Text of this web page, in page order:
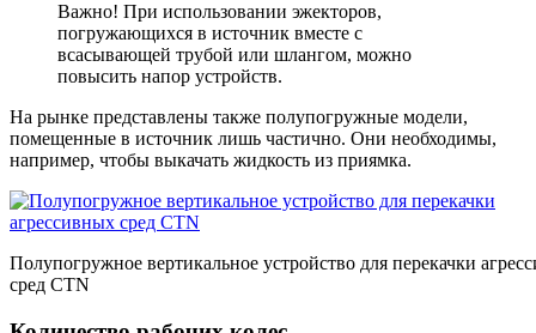
Важно! При использовании эжекторов,
погружающихся в источник вместе с
всасывающей трубой или шлангом, можно
повысить напор устройств.
На рынке представлены также полупогружные модели,
помещенные в источник лишь частично. Они необходимы,
например, чтобы выкачать жидкость из приямка.
Полупогружное вертикальное устройство для перекачки
сред CTN